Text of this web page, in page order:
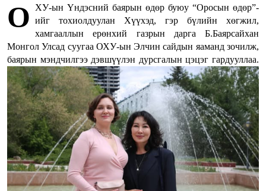
О ХУ-ын Үндэсний баярын өдөр буюу “Оросын өдөр”-
ийг тохиолдуулан Хүүхэд, гэр бүлийн хөгжил,
хамгааллын ерөнхий газрын дарга Б.Баярсайхан
Монгол Улсад суугаа ОХУ-ын Элчин сайдын яаманд зочилж,
баярын мэндчилгээ дэвшүүлэн дурсгалын цэцэг гардууллаа.